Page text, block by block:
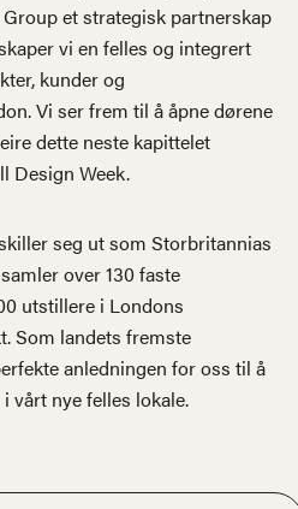
et strategisk partnerskap
vi en felles og integrert
kunder og
Vi ser frem til å åpne dørene
dette neste kapittelet
Design Week.
seg ut som Storbritannias
over 130 faste
utstillere i Londons
Som landets fremste
anledningen for oss til å
vårt nye felles lokale.